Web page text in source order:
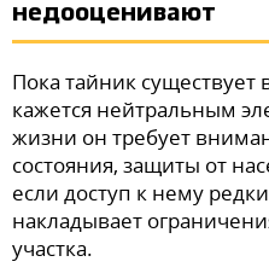
недооценивают
Пока тайник
кажется нейтральным
жизни он требует
состояния, защиты от
если доступ к нему
накладывает
участка.